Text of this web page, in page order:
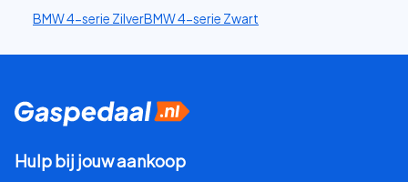
BMW 4-serie ZilverBMW 4-serie Zwart
Hulp bij jouw aankoop